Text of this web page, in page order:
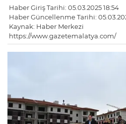
Haber Giriş Tarihi: 05.03.2025 18:54
Haber Güncellenme Tarihi:
Kaynak: Haber Merkezi
https://www.gazetemalatya.com/